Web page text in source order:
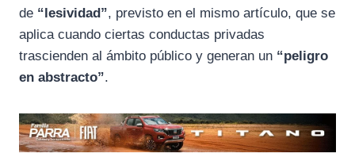
de “lesividad”, previsto en el mismo artículo, que se
aplica cuando ciertas conductas privadas
trascienden al ámbito público y generan un “peligro
en abstracto”.